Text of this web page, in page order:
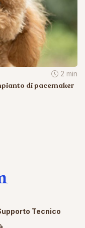
2 min
di pacemaker
Tecnico